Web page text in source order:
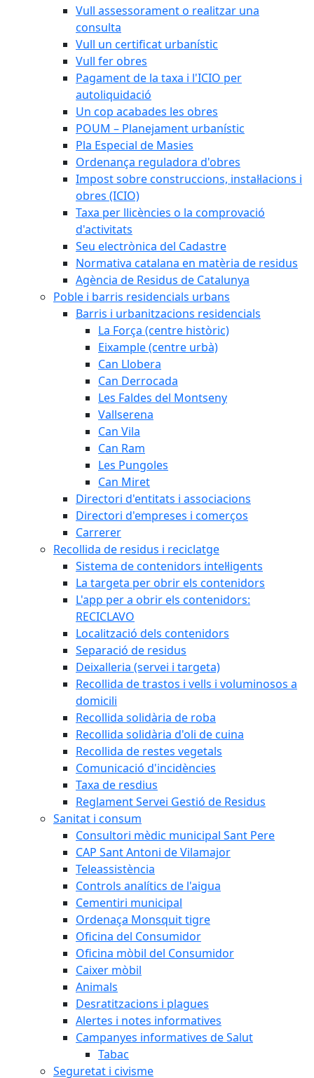
Vull assessorament o realitzar una
consulta
Vull un certificat urbanístic
Vull fer obres
Pagament de la taxa i l'ICIO per
autoliquidació
Un cop acabades les obres
POUM – Planejament urbanístic
Pla Especial de Masies
Ordenança reguladora d'obres
Impost sobre construccions, instal·lacions i
obres (ICIO)
Taxa per llicències o la comprovació
d'activitats
Seu electrònica del Cadastre
Normativa catalana en matèria de residus
Agència de Residus de Catalunya
Poble i barris residencials urbans
Barris i urbanitzacions residencials
La Força (centre històric)
Eixample (centre urbà)
Can Llobera
Can Derrocada
Les Faldes del Montseny
Vallserena
Can Vila
Can Ram
Les Pungoles
Can Miret
Directori d'entitats i associacions
Directori d'empreses i comerços
Carrerer
Recollida de residus i reciclatge
Sistema de contenidors intel·ligents
La targeta per obrir els contenidors
L'app per a obrir els contenidors:
RECICLAVO
Localització dels contenidors
Separació de residus
Deixalleria (servei i targeta)
Recollida de trastos i vells i voluminosos a
domicili
Recollida solidària de roba
Recollida solidària d'oli de cuina
Recollida de restes vegetals
Comunicació d'incidències
Taxa de resdius
Reglament Servei Gestió de Residus
Sanitat i consum
Consultori mèdic municipal Sant Pere
CAP Sant Antoni de Vilamajor
Teleassistència
Controls analítics de l'aigua
Cementiri municipal
Ordenaça Monsquit tigre
Oficina del Consumidor
Oficina mòbil del Consumidor
Caixer mòbil
Animals
Desratitzacions i plagues
Alertes i notes informatives
Campanyes informatives de Salut
Tabac
Seguretat i civisme